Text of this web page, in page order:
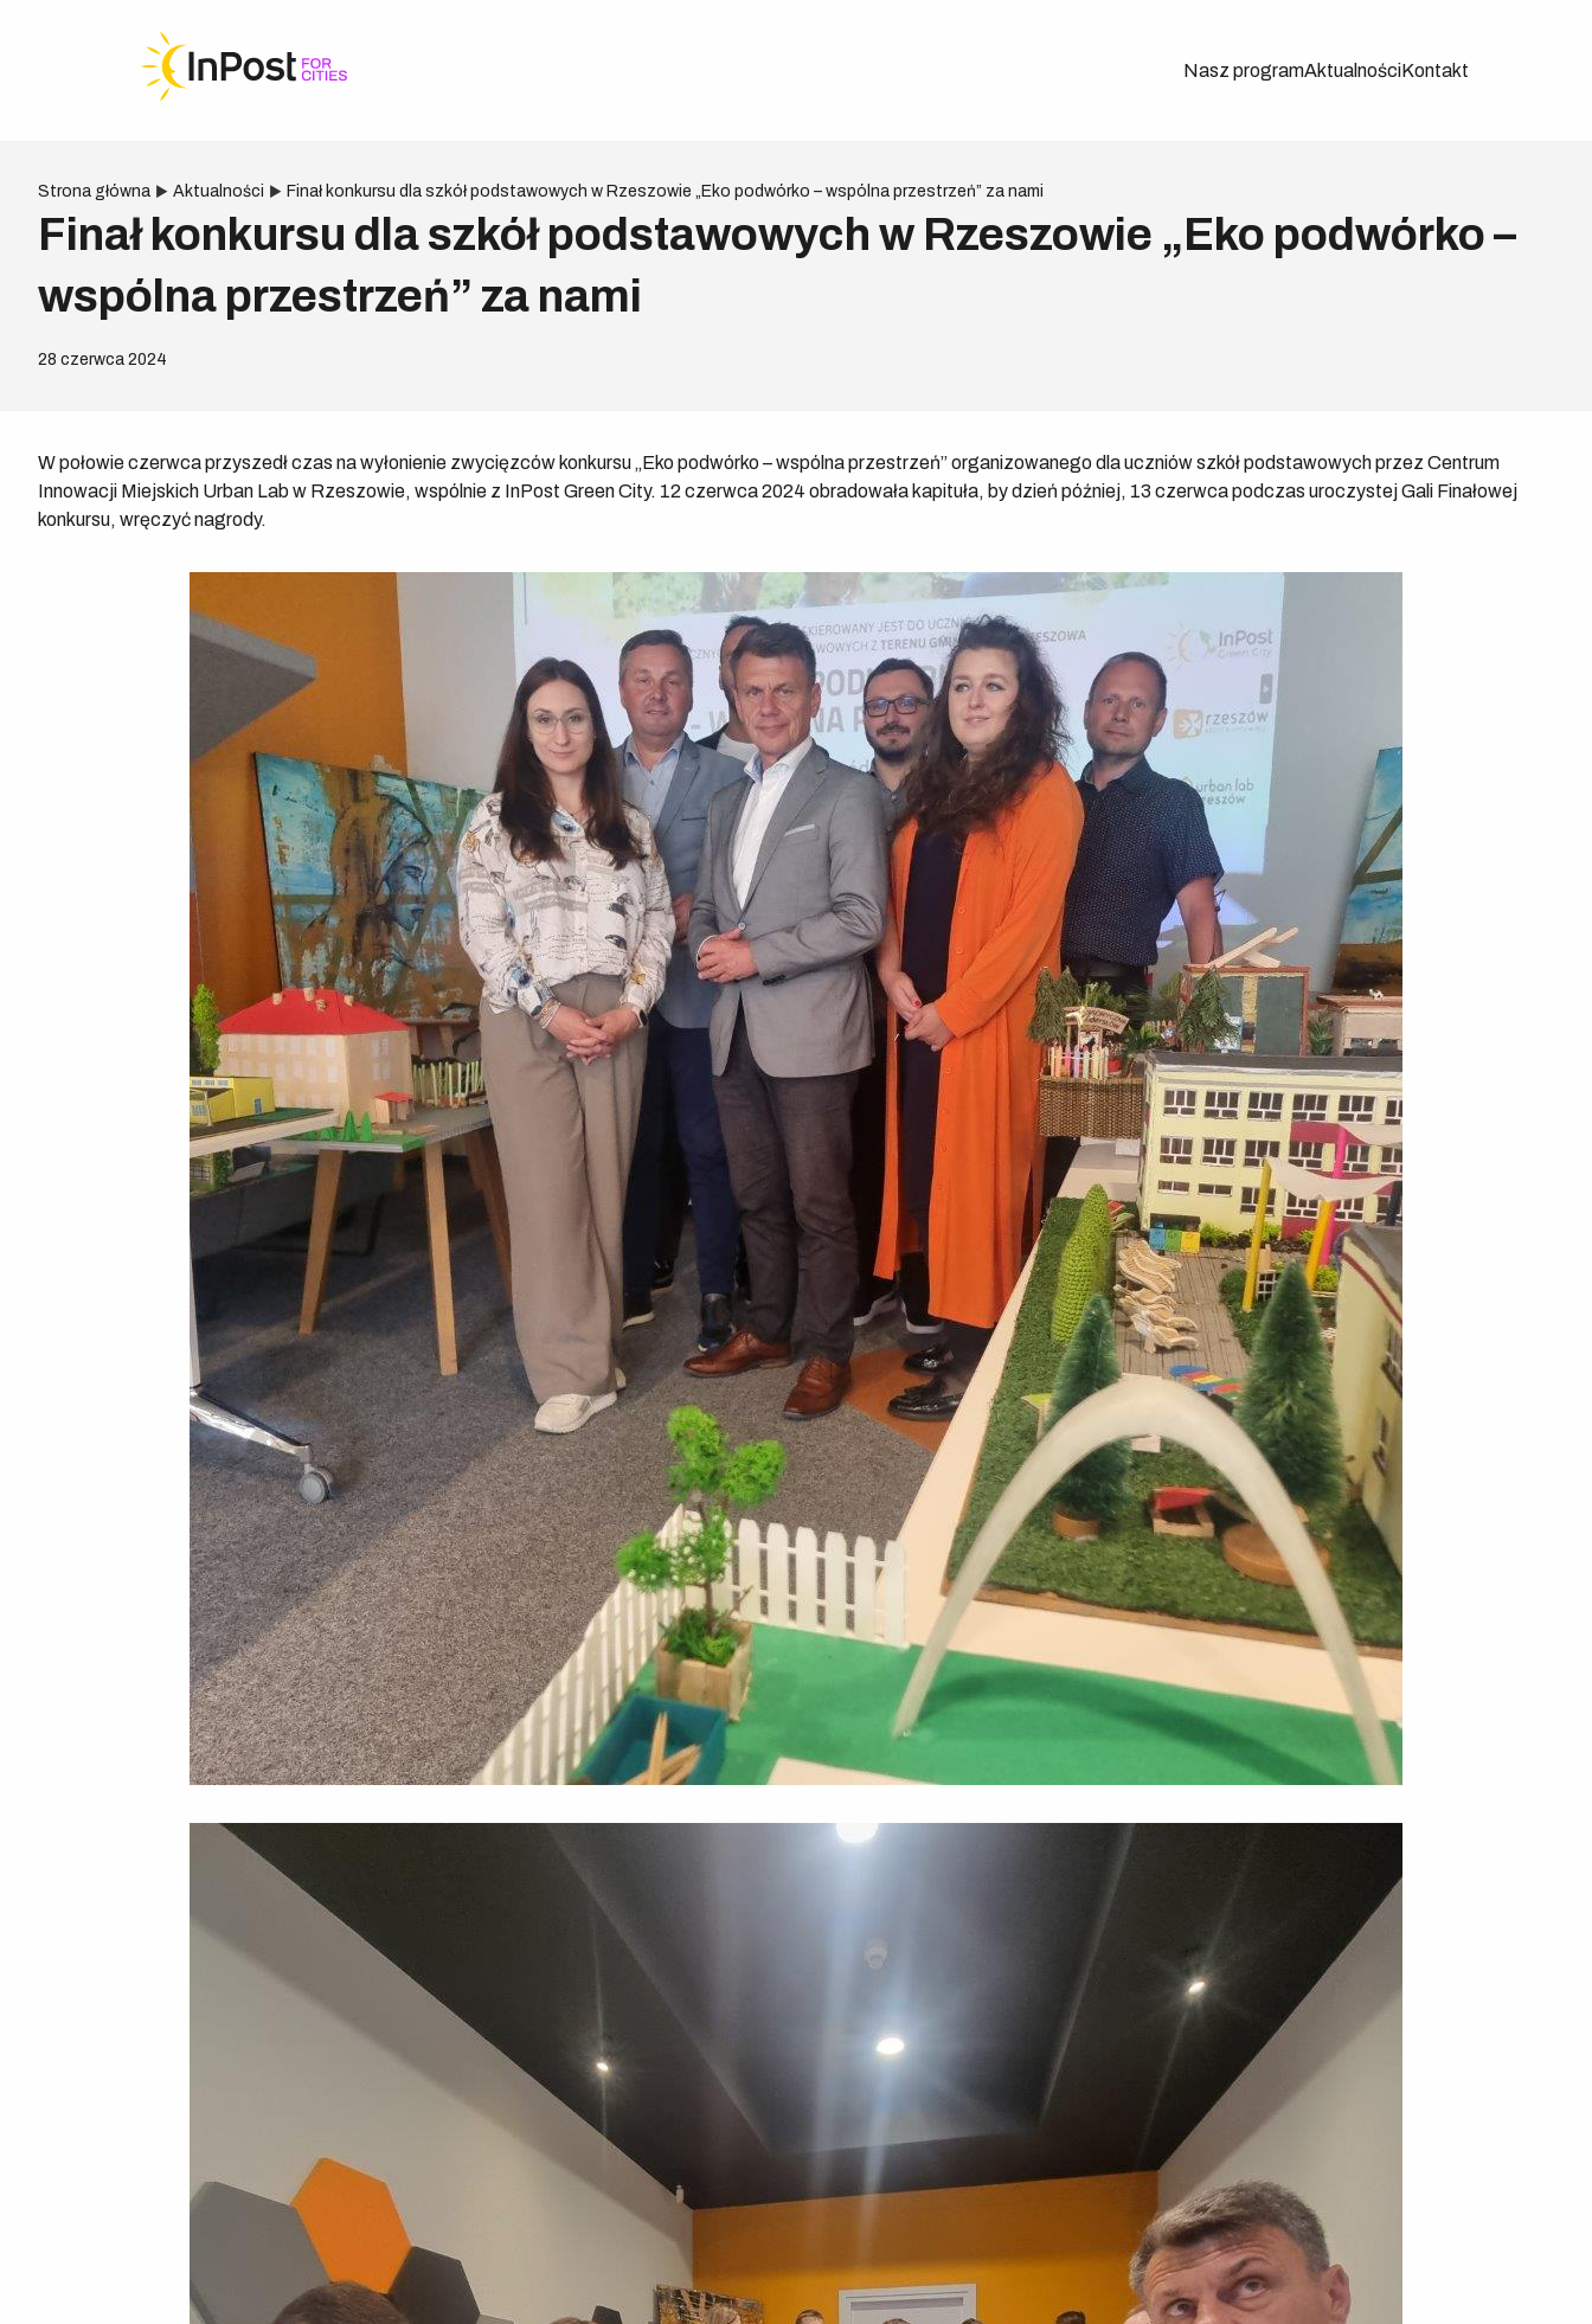
Nasz programAktualnościKontakt
Strona główna Aktualności Finał konkursu dla szkół podstawowych w Rzeszowie „Eko podwórko – wspólna przestrzeń” za nami
Finał konkursu dla szkół podstawowych w Rzeszowie „Eko podwórko –
wspólna przestrzeń” za nami
28 czerwca 2024
W połowie czerwca przyszedł czas na wyłonienie zwycięzców konkursu „Eko podwórko – wspólna przestrzeń” organizowanego dla uczniów szkół podstawowych przez Centrum
Innowacji Miejskich Urban Lab w Rzeszowie, wspólnie z InPost Green City. 12 czerwca 2024 obradowała kapituła, by dzień później, 13 czerwca podczas uroczystej Gali Finałowej
konkursu, wręczyć nagrody.